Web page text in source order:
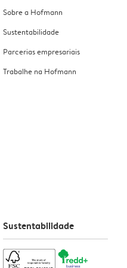
Sobre a Hofmann
Sustentabilidade
Parcerias empresariais
Trabalhe na Hofmann
Sustentabilidade